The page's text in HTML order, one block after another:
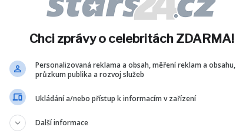
Chci zprávy o celebritách ZDARMA!
Personalizovaná reklama a obsah, měření reklam a obsahu,
průzkum publika a rozvoj služeb
Ukládání a/nebo přístup k informacím v zařízení
Další informace